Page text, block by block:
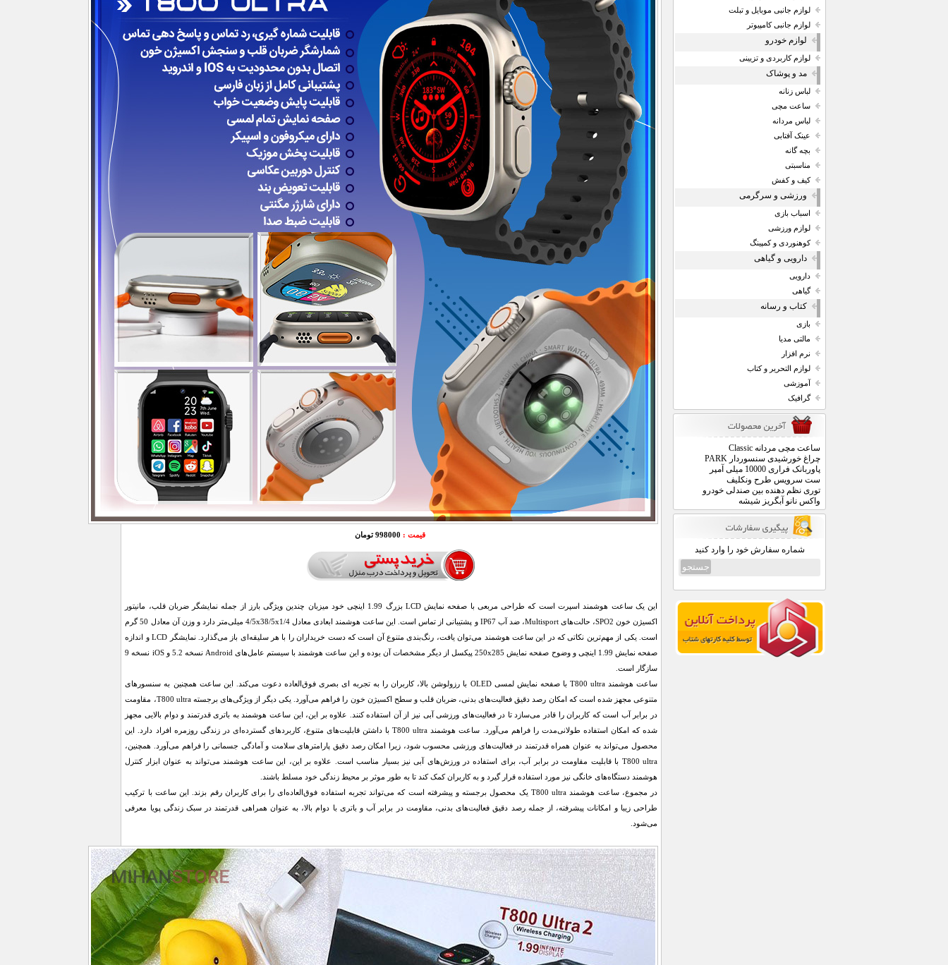
لوازم جانبی موبایل و تبلت
لوازم جانبی کامپیوتر
لوازم خودرو
لوازم کاربردی و تزیینی
مد و پوشاک
لباس زنانه
ساعت مچی
لباس مردانه
عینک آفتابی
بچه گانه
مناسبتی
کیف و کفش
ورزشی و سرگرمی
اسباب بازی
لوازم ورزشی
کوهنوردی و کمپینگ
دارویی و گیاهی
دارویی
گیاهی
کتاب و رسانه
بازی
مالتی مدیا
نرم افزار
لوازم التحریر و کتاب
آموزشی
گرافیک
ساعت مچی مردانه Classic
چراغ خورشیدی سنسوردار PARK
پاوربانک فراری 10000 میلی آمپر
ست سرویس طرح ونکلیف
توری نظم دهنده بین صندلی خودرو
واکس نانو آبگریز شیشه
شماره سفارش خود را وارد کنید
قیمت : 998000 تومان
این یک ساعت هوشمند اسپرت است که طراحی مربعی با صفحه نمایش LCD بزرگ 1.99 اینچی خود میزبان چندین ویژگی بارز از جمله نمایشگر ضربان قلب، مانیتور
اکسیژن خون SPO2، حالت‌های Multisport، ضد آب IP67 و پشتیبانی از تماس است. این ساعت هوشمند ابعادی معادل 4/5x38/5x1/4 میلی‌متر دارد و وزن آن معادل 50 گرم
است. یکی از مهم‌ترین نکاتی که در این ساعت هوشمند می‌توان یافت، رنگ‌بندی متنوع آن است که دست خریداران را با هر سلیقه‌ای باز می‌گذارد. نمایشگر LCD و اندازه
صفحه نمایش 1.99 اینچی و وضوح صفحه نمایش 250x285 پیکسل از دیگر مشخصات آن بوده و این ساعت هوشمند با سیستم عامل‌های Android نسخه 5.2 و iOS نسخه 9
سازگار است.
ساعت هوشمند T800 ultra با صفحه نمایش لمسی OLED با رزولوشن بالا، کاربران را به تجربه ای بصری فوق‌العاده دعوت می‌کند. این ساعت همچنین به سنسورهای
متنوعی مجهز شده است که امکان رصد دقیق فعالیت‌های بدنی، ضربان قلب و سطح اکسیژن خون را فراهم می‌آورد. یکی دیگر از ویژگی‌های برجسته T800 ultra، مقاومت
در برابر آب است که کاربران را قادر می‌سازد تا در فعالیت‌های ورزشی آبی نیز از آن استفاده کنند. علاوه بر این، این ساعت هوشمند به باتری قدرتمند و دوام بالایی مجهز
شده که امکان استفاده طولانی‌مدت را فراهم می‌آورد. ساعت هوشمند T800 ultra با داشتن قابلیت‌های متنوع، کاربردهای گسترده‌ای در زندگی روزمره افراد دارد. این
محصول می‌تواند به عنوان همراه قدرتمند در فعالیت‌های ورزشی محسوب شود، زیرا امکان رصد دقیق پارامترهای سلامت و آمادگی جسمانی را فراهم می‌آورد. همچنین،
T800 ultra با قابلیت مقاومت در برابر آب، برای استفاده در ورزش‌های آبی نیز بسیار مناسب است. علاوه بر این، این ساعت هوشمند می‌تواند به عنوان ابزار کنترل
هوشمند دستگاه‌های خانگی نیز مورد استفاده قرار گیرد و به کاربران کمک کند تا به طور موثر بر محیط زندگی خود مسلط باشند.
در مجموع، ساعت هوشمند T800 ultra یک محصول برجسته و پیشرفته است که می‌تواند تجربه استفاده فوق‌العاده‌ای را برای کاربران رقم بزند. این ساعت با ترکیب
طراحی زیبا و امکانات پیشرفته، از جمله رصد دقیق فعالیت‌های بدنی، مقاومت در برابر آب و باتری با دوام بالا، به عنوان همراهی قدرتمند در سبک زندگی پویا معرفی
می‌شود.